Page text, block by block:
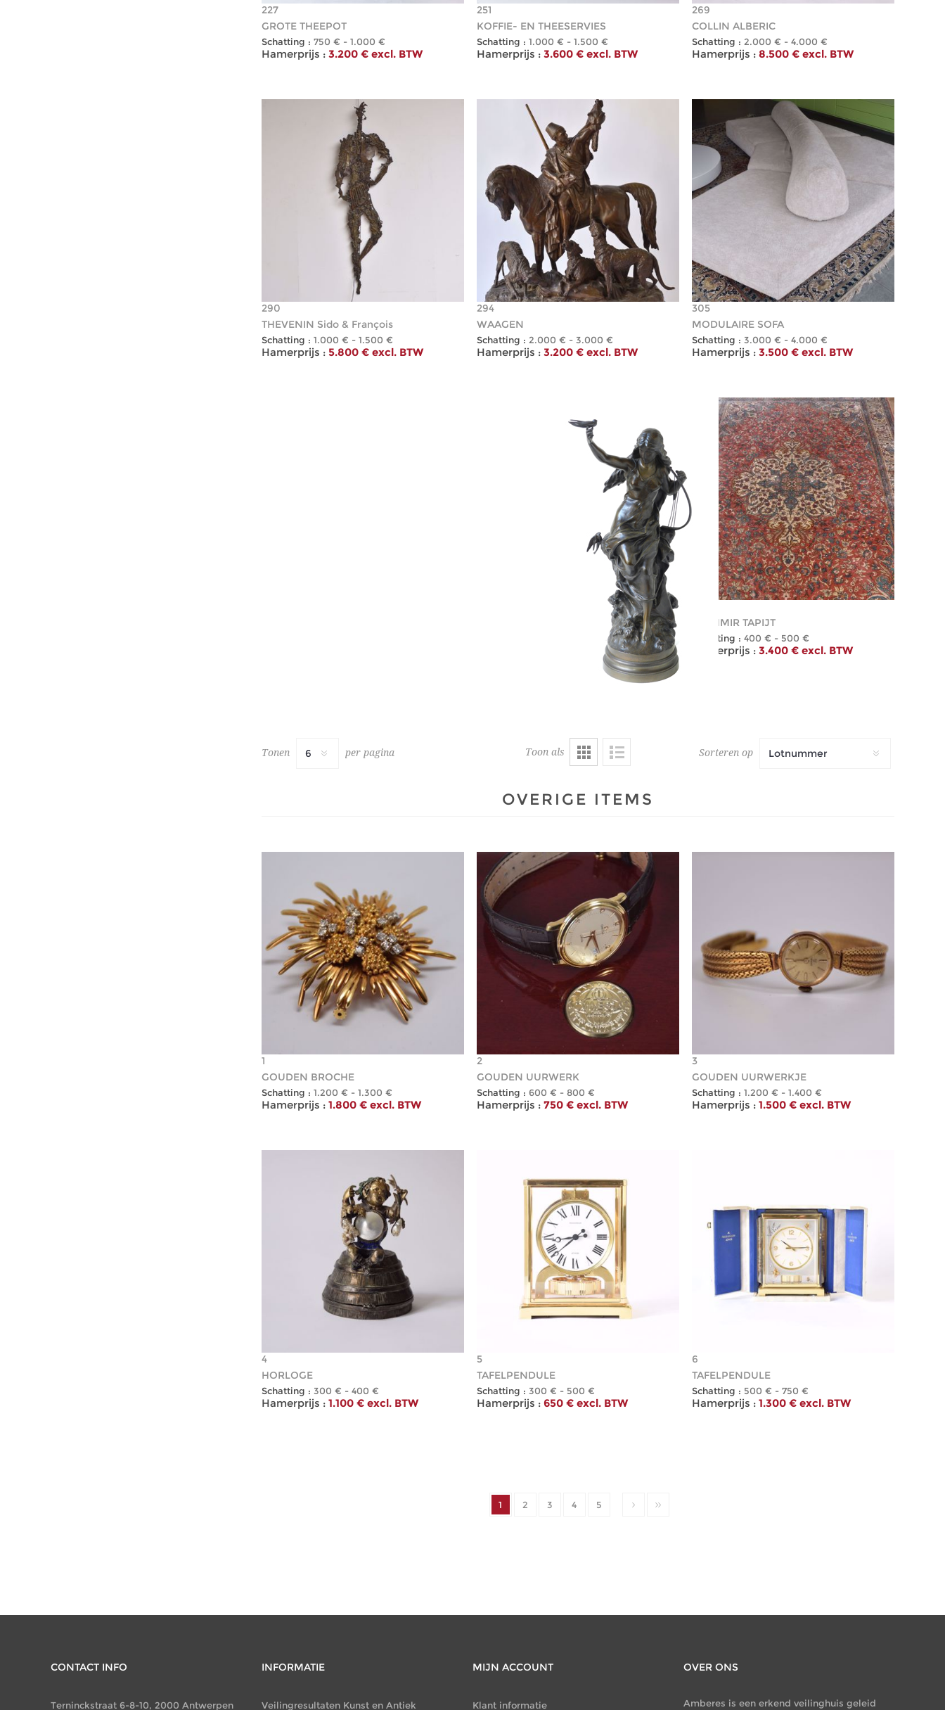
227
GROTE THEEPOT
Schatting : 750 € - 1.000 €
Hamerprijs : 3.200 € excl. BTW
251
KOFFIE- EN THEESERVIES
Schatting : 1.000 € - 1.500 €
Hamerprijs : 3.600 € excl. BTW
269
COLLIN ALBERIC
Schatting : 2.000 € - 4.000 €
Hamerprijs : 8.500 € excl. BTW
290
THEVENIN Sido & François
Schatting : 1.000 € - 1.500 €
Hamerprijs : 5.800 € excl. BTW
294
WAAGEN
Schatting : 2.000 € - 3.000 €
Hamerprijs : 3.200 € excl. BTW
305
MODULAIRE SOFA
Schatting : 3.000 € - 4.000 €
Hamerprijs : 3.500 € excl. BTW
3.000 € - 5.000 €
13.000 € excl. BTW
KASHMIR TAPIJT
Schatting : 400 € - 500 €
Hamerprijs : 3.400 € excl. BTW
Toon als Sorteren op
Tonen per pagina
OVERIGE ITEMS
1
GOUDEN BROCHE
Schatting : 1.200 € - 1.300 €
Hamerprijs : 1.800 € excl. BTW
2
GOUDEN UURWERK
Schatting : 600 € - 800 €
Hamerprijs : 750 € excl. BTW
3
GOUDEN UURWERKJE
Schatting : 1.200 € - 1.400 €
Hamerprijs : 1.500 € excl. BTW
4
HORLOGE
Schatting : 300 € - 400 €
Hamerprijs : 1.100 € excl. BTW
5
TAFELPENDULE
Schatting : 300 € - 500 €
Hamerprijs : 650 € excl. BTW
6
TAFELPENDULE
Schatting : 500 € - 750 €
Hamerprijs : 1.300 € excl. BTW
1 2 3 4 5
CONTACT INFO
Terninckstraat 6-8-10, 2000 Antwerpen
INFORMATIE
Veilingresultaten Kunst en Antiek
MIJN ACCOUNT
Klant informatie
OVER ONS
Amberes is een erkend veilinghuis geleid